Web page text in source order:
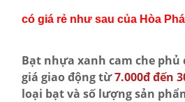
có giá rẻ như sau của Hòa
Bạt nhựa xanh cam che
giá giao động từ7.000đ đến
loại bạt và số lượng sản